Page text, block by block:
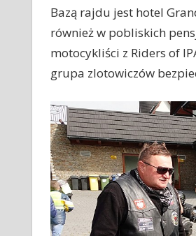
Bazą rajdu jest hotel
również w pobliskich
motocykliści z Riders of
grupa zlotowiczów